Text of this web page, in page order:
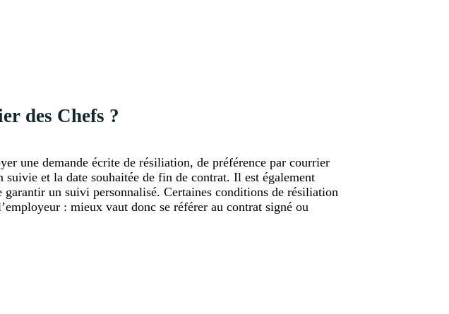
des Chefs ?
une demande écrite de résiliation, de préférence par courrier
et la date souhaitée de fin de contrat. Il est également
un suivi personnalisé. Certaines conditions de résiliation
: mieux vaut donc se référer au contrat signé ou